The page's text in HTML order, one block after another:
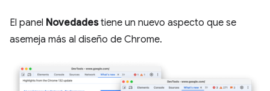
El panel Novedadestiene un nuevo aspecto que se
asemeja más al diseño de Chrome.